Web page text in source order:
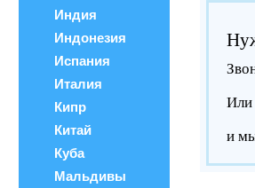
Индия
Индонезия
Испания
Италия
Кипр
Китай
Куба
Мальдивы
Или
и